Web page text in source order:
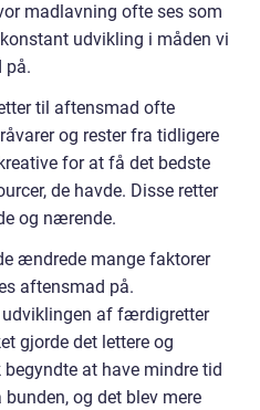
madlavning ofte ses som
udvikling i måden vi
på.
til aftensmad ofte
og rester fra tidligere
for at få det bedste
de havde. Disse retter
og nærende.
ændrede mange faktorer
aftensmad på.
af færdigretter
gjorde det lettere og
at have mindre tid
og det blev mere